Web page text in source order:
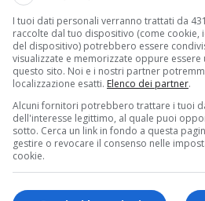
il classe 2003 Bob Murphy
future è stato il club
ed aveva trovato il suo
7 gol e 3 assist. Originario
il percorso di Omoregbe
I tuoi dati personali verranno trattati da
raccolte dal tuo dispositivo (come cookie,
del dispositivo) potrebbero essere
visualizzate e memorizzate oppure
questo sito. Noi e i nostri partner
localizzazione esatti. Elenco dei partner.
Alcuni fornitori potrebbero trattare i tuoi
dell'interesse legittimo, al quale puoi
sotto. Cerca un link in fondo a questa
gestire o revocare il consenso nelle
cookie.